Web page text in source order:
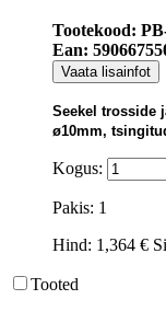
Tootekood:
Ean:
Vaata lisainfot
Seekel trosside
ø10mm,
Kogus:
Pakis: 1
Hind: 1,364 €
Tooted